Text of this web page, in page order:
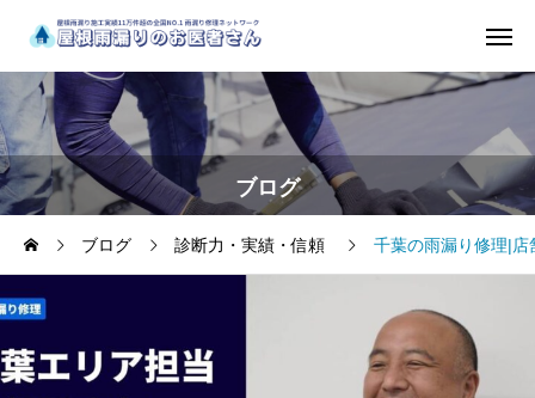
ブログ
ブログ 診断力・実績・信頼 千葉の雨漏り修理|